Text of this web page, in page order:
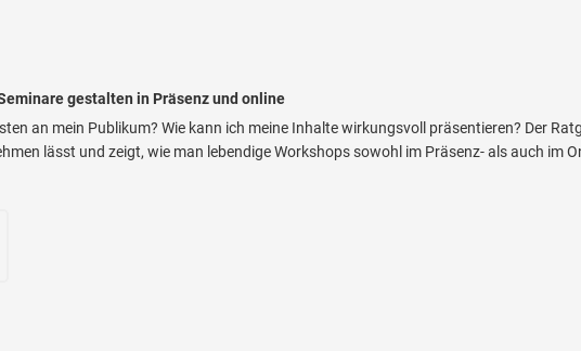
gestalten in Präsenz und online
an mein Publikum? Wie kann ich meine Inhalte wirkungsvoll präsentieren? Der
lässt und zeigt, wie man lebendige Workshops sowohl im Präsenz- als auch im